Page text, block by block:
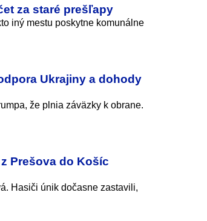
za staré prešľapy
iný mestu poskytne komunálne
Ukrajiny a dohody
že plnia záväzky k obrane.
Prešova do Košíc
Hasiči únik dočasne zastavili,